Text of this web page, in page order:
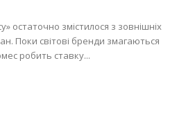
остаточно змістилося з зовнішніх
Поки світові бренди змагаються
робить ставку...